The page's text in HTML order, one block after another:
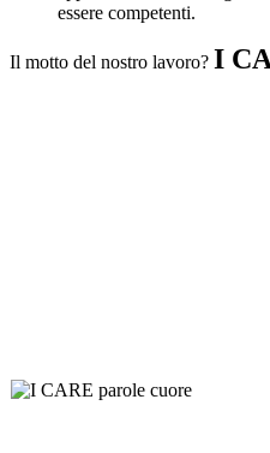
essere competenti.
Il motto del nostro lavoro? I